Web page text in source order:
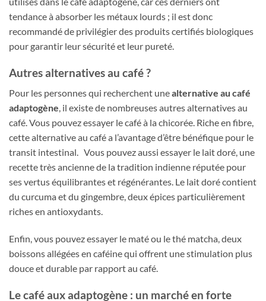
tendance à absorber les métaux lourds ; il est donc
recommandé de privilégier des produits certifiés biologiques
pour garantir leur sécurité et leur pureté.
Autres alternatives au café ?
Pour les personnes qui recherchent unealternative au café
adaptogène, il existe de nombreuses autres alternatives au
café. Vous pouvez essayer le café à la chicorée. Riche en fibre,
cette alternative au café a l’avantage d’être bénéfique pour le
transit intestinal. Vous pouvez aussi essayer le lait doré, une
recette très ancienne de la tradition indienne réputée pour
ses vertus équilibrantes et régénérantes. Le lait doré contient
du curcuma et du gingembre, deux épices particulièrement
riches en antioxydants.
Enfin, vous pouvez essayer le maté ou le thé matcha, deux
boissons allégées en caféine qui offrent une stimulation plus
douce et durable par rapport au café.
Le café aux adaptogène : un marché en forte